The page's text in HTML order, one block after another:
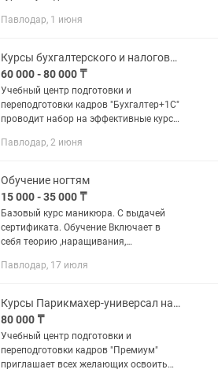
⠀ Желание стать хорошим
Павлодар, 1 июня
Курсы бухгалтерского и налогового учета для ведения ИП, ТОО, 1С 8.3
60 000 - 80 000 ₸
Учебный центр подготовки и
переподготовки кадров "Бухгалтер+1С"
проводит набор на эффективные курсы
предпринимателей, которые хотят
или...
Павлодар, 2 июня
Обучение ногтям
15 000 - 35 000 ₸
Базовый курс маникюра. С выдачей
сертификата. Обучение Включает в
себя теорию ,наращивания,
комбинированный маникюр.
техники на модели. Работа на...
Павлодар, 17 июля
Курсы Парикмахер-универсал на практике
80 000 ₸
Учебный центр подготовки и
переподготовки кадров "Премиум"
приглашает всех желающих освоить